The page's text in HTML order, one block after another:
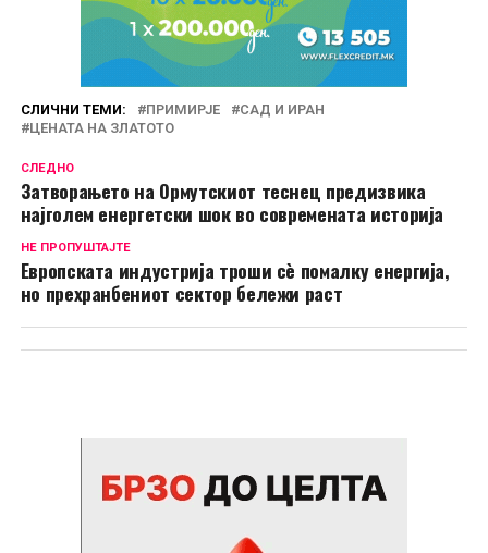
СЛИЧНИ ТЕМИ: ПРИМИРЈЕ
САД И ИРАН
ЦЕНАТА НА ЗЛАТОТО
СЛЕДНО
Затворањето на Ормутскиот теснец предизвика
најголем енергетски шок во современата историја
НЕ ПРОПУШТАЈТЕ
Европската индустрија троши сè помалку енергија,
но прехранбениот сектор бележи раст